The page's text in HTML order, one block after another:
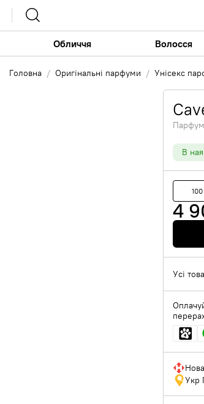
Обличчя Волосся
Головна Оригінальні парфуми Унісекс
В
4
Усі
Укр